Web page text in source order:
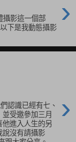
›
攝影這一個部
下是我動態攝影
認識已經有七、